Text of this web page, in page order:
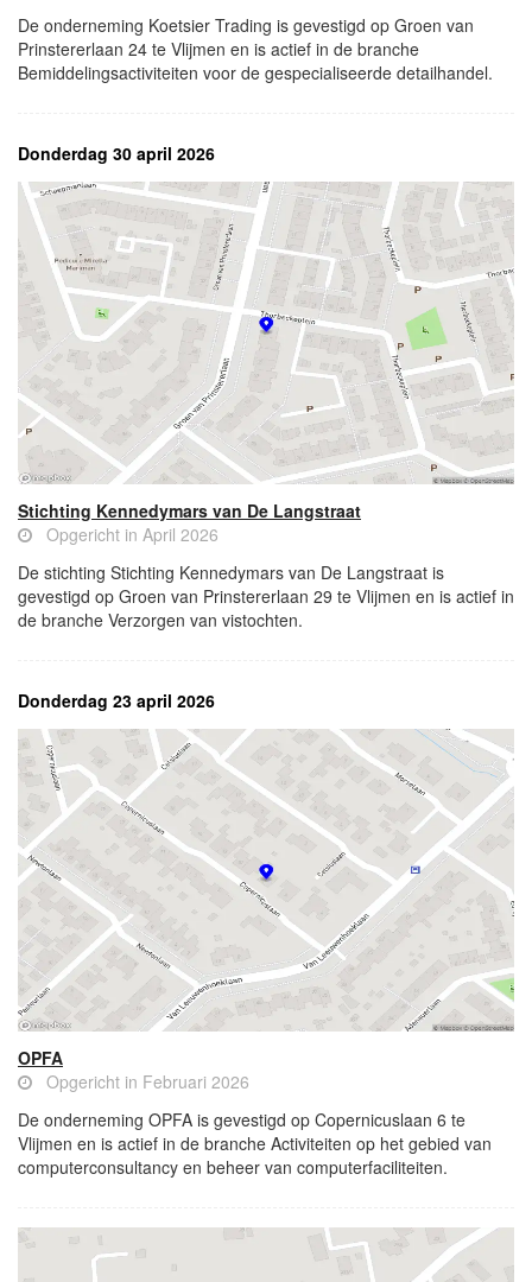
De onderneming Koetsier Trading is gevestigd op Groen van
Prinstererlaan 24 te Vlijmen en is actief in de branche
Bemiddelingsactiviteiten voor de gespecialiseerde detailhandel.
Donderdag 30 april 2026
Stichting Kennedymars van De Langstraat
Opgericht in April 2026
De stichting Stichting Kennedymars van De Langstraat is
gevestigd op Groen van Prinstererlaan 29 te Vlijmen en is actief in
de branche Verzorgen van vistochten.
Donderdag 23 april 2026
OPFA
Opgericht in Februari 2026
De onderneming OPFA is gevestigd op Copernicuslaan 6 te
Vlijmen en is actief in de branche Activiteiten op het gebied van
computerconsultancy en beheer van computerfaciliteiten.